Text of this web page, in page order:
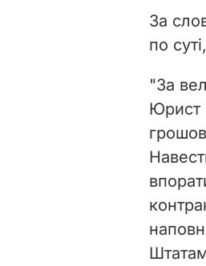
За
по
"За
Юрист